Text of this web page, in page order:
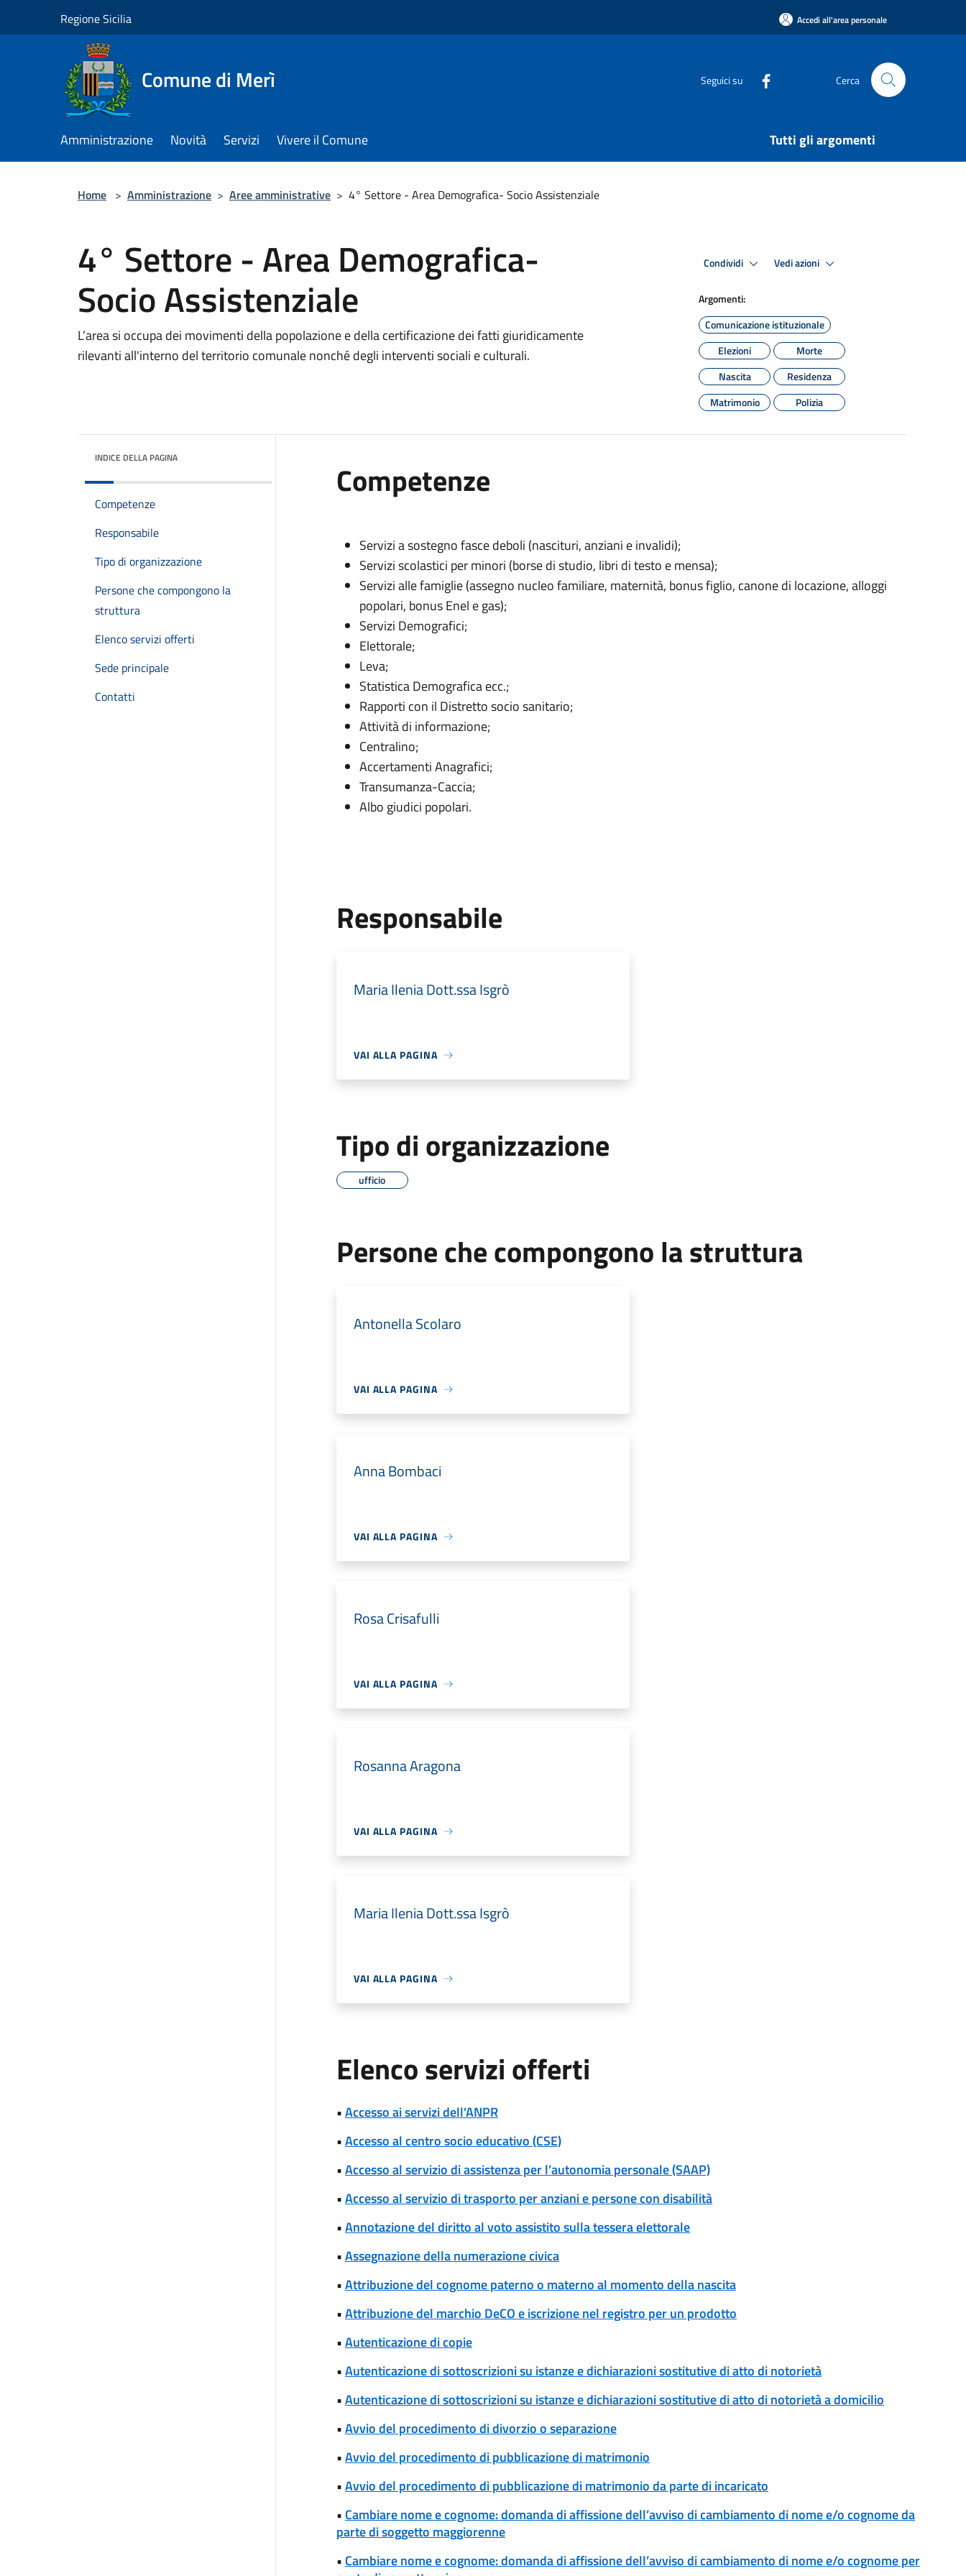
Regione Sicilia Accedi all'area personale
Comune di Merì Seguici su Cerca
Amministrazione Novità Servizi Vivere il Comune Tutti gli argomenti
Home > Amministrazione > Aree amministrative > 4° Settore - Area Demografica- Socio Assistenziale
4° Settore - Area Demografica-
Socio Assistenziale
L’area si occupa dei movimenti della popolazione e della certificazione dei fatti giuridicamente
rilevanti all'interno del territorio comunale nonché degli interventi sociali e culturali.
Condividi Vedi azioni
Argomenti:
Comunicazione istituzionale
Elezioni
Morte
Nascita
Residenza
Matrimonio
Polizia
INDICE DELLA PAGINA
Competenze
Responsabile
Tipo di organizzazione
Persone che compongono la
struttura
Elenco servizi offerti
Sede principale
Contatti
Competenze
Servizi a sostegno fasce deboli (nascituri, anziani e invalidi);
Servizi scolastici per minori (borse di studio, libri di testo e mensa);
Servizi alle famiglie (assegno nucleo familiare, maternità, bonus figlio, canone di locazione, alloggi
popolari, bonus Enel e gas);
Servizi Demografici;
Elettorale;
Leva;
Statistica Demografica ecc.;
Rapporti con il Distretto socio sanitario;
Attività di informazione;
Centralino;
Accertamenti Anagrafici;
Transumanza-Caccia;
Albo giudici popolari.
Responsabile
Maria Ilenia Dott.ssa Isgrò
VAI ALLA PAGINA
Tipo di organizzazione
ufficio
Persone che compongono la struttura
Antonella Scolaro
VAI ALLA PAGINA
Anna Bombaci
VAI ALLA PAGINA
Rosa Crisafulli
VAI ALLA PAGINA
Rosanna Aragona
VAI ALLA PAGINA
Maria Ilenia Dott.ssa Isgrò
VAI ALLA PAGINA
Elenco servizi offerti
•Accesso ai servizi dell'ANPR
•Accesso al centro socio educativo (CSE)
•Accesso al servizio di assistenza per l’autonomia personale (SAAP)
•Accesso al servizio di trasporto per anziani e persone con disabilità
•Annotazione del diritto al voto assistito sulla tessera elettorale
•Assegnazione della numerazione civica
•Attribuzione del cognome paterno o materno al momento della nascita
•Attribuzione del marchio DeCO e iscrizione nel registro per un prodotto
•Autenticazione di copie
•Autenticazione di sottoscrizioni su istanze e dichiarazioni sostitutive di atto di notorietà
•Autenticazione di sottoscrizioni su istanze e dichiarazioni sostitutive di atto di notorietà a domicilio
•Avvio del procedimento di divorzio o separazione
•Avvio del procedimento di pubblicazione di matrimonio
•Avvio del procedimento di pubblicazione di matrimonio da parte di incaricato
• Cambiare nome e cognome: domanda di affissione dell’avviso di cambiamento di nome e/o cognome da
parte di soggetto maggiorenne
• Cambiare nome e cognome: domanda di affissione dell’avviso di cambiamento di nome e/o cognome per